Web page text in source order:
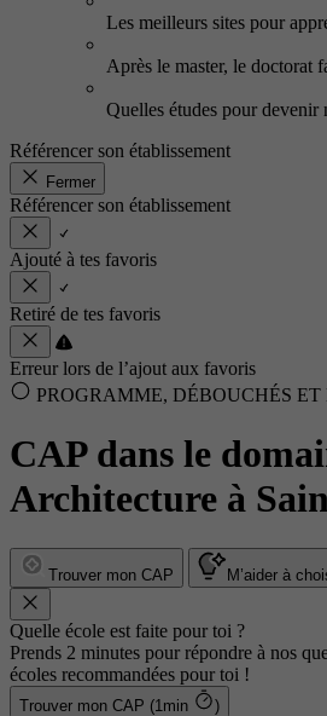
Les meilleurs sites pour
Après le master, le doctorat
Quelles études pour devenir
Référencer son établissement
Fermer
Référencer son établissement
Ajouté à tes favoris
Retiré de tes favoris
Erreur lors de l’ajout aux favoris
PROGRAMME, DÉBOUCHÉS ET
CAP dans le
Architecture à
Trouver mon CAP M’aider à
Quelle école est faite pour toi ?
Prends 2 minutes pour répondre à nos
écoles recommandées pour toi !
Trouver mon CAP (1min )